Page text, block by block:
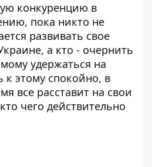
конкуренцию в
пока никто не
развивать свое
а кто - очернить
удержаться на
к этому спокойно, в
все расставит на свои
чего действительно